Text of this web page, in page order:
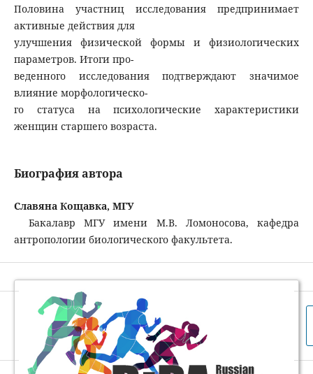
Половина участниц исследования предпринимает
активные действия для
улучшения физической формы и физиологических
параметров. Итоги про-
веденного исследования подтверждают значимое
влияние морфологическо-
го статуса на психологические характеристики
женщин старшего возраста.
Биография автора
Славяна Кощавка, МГУ
Бакалавр МГУ имени М.В. Ломоносова, кафедра
антропологии биологического факультета.